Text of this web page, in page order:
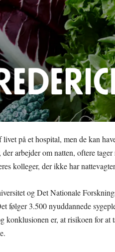
livet på et hospital, men de kan
arbejder om natten, oftere
kolleger, der ikke har
og Det Nationale
3.500 nyuddannede
konklusionen er, at risikoen for at